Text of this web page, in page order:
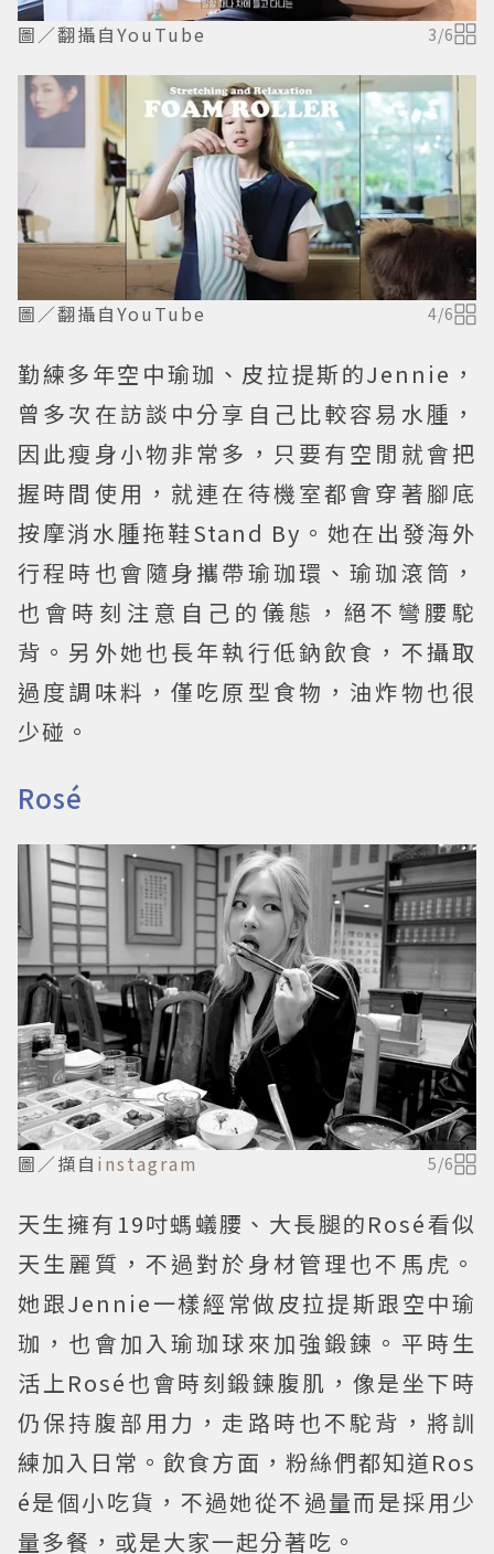
圖／翻攝自YouTube 3/6
圖／翻攝自YouTube 4/6
勤練多年空中瑜珈、皮拉提斯的Jennie，
曾多次在訪談中分享自己比較容易水腫，
因此瘦身小物非常多，只要有空閒就會把
握時間使用，就連在待機室都會穿著腳底
按摩消水腫拖鞋Stand By。她在出發海外
行程時也會隨身攜帶瑜珈環、瑜珈滾筒，
也會時刻注意自己的儀態，絕不彎腰駝
背。另外她也長年執行低鈉飲食，不攝取
過度調味料，僅吃原型食物，油炸物也很
少碰。
Rosé
圖／擷自 instagram 5/6
天生擁有19吋螞蟻腰、大長腿的Rosé看似
天生麗質，不過對於身材管理也不馬虎。
她跟Jennie一樣經常做皮拉提斯跟空中瑜
珈，也會加入瑜珈球來加強鍛鍊。平時生
活上Rosé也會時刻鍛鍊腹肌，像是坐下時
仍保持腹部用力，走路時也不駝背，將訓
練加入日常。飲食方面，粉絲們都知道Ros
é是個小吃貨，不過她從不過量而是採用少
量多餐，或是大家一起分著吃。